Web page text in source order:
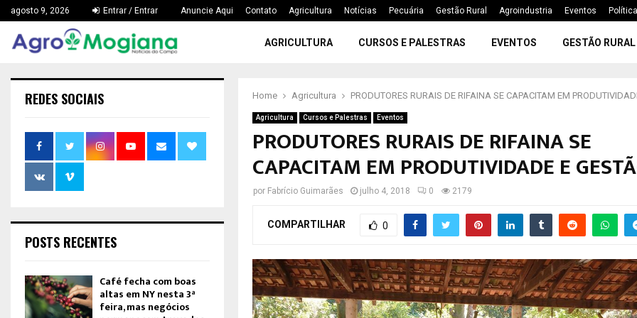
agosto 9, 2026 Entrar / Entrar Anuncie Aqui Contato Agricultura Notícias Pecuária Gestão Rural Agroindustria Eventos
AGRICULTURA CURSOS E PALESTRAS EVENTOS GESTÃO RURAL
Home Agricultura PRODUTORES RURAIS DE RIFAINA SE CAPACITAM EM
Agricultura Cursos e Palestras Eventos
PRODUTORES RURAIS DE RIFAINA SE
CAPACITAM EM PRODUTIVIDADE E
por Fabrício Guimarães julho 4, 2018 0 2179
COMPARTILHAR 0
REDES SOCIAIS
POSTS RECENTES
Café fecha com boas
altas em NY nesta 3ª
feira, mas negócios